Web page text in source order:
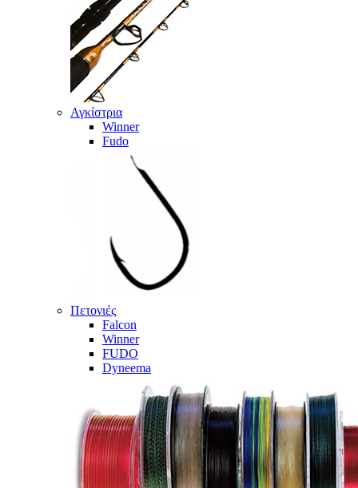
Αγκίστρια
Winner
Fudo
Πετονιές
Falcon
Winner
FUDO
Dyneema